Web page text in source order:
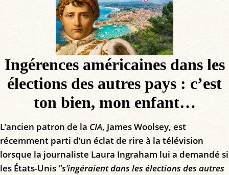
Ingérences américaines dans les
élections des autres pays : c’est
ton bien, mon enfant…
L’ancien patron de la CIA, James Woolsey, est
récemment parti d’un éclat de rire à la télévision
lorsque la journaliste Laura Ingraham lui a demandé si
les États-Unis "s’ingéraient dans les élections des autres